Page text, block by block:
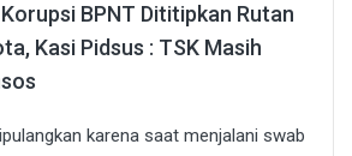
BPNT Dititipkan Rutan
Kasi Pidsus : TSK Masih
karena saat menjalani swab